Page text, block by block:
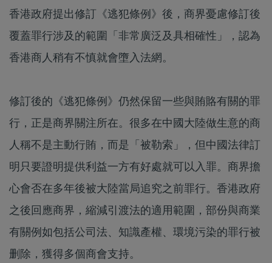
香港政府提出修訂《逃犯條例》後，商界憂慮修訂後
覆蓋罪行涉及的範圍「非常廣泛及具相確性」，認為
香港商人稍有不慎就會墮入法網。
修訂後的《逃犯條例》仍然保留一些與賄賂有關的罪
行，正是商界關注所在。很多在中國大陸做生意的商
人稱不是主動行賄，而是「被勒索」，但中國法律訂
明只要證明提供利益一方有好處就可以入罪。商界擔
心會否在多年後被大陸當局追究之前罪行。香港政府
之後回應商界，縮減引渡法的適用範圍，部份與商業
有關例如包括公司法、知識產權、環境污染的罪行被
删除，獲得多個商會支持。